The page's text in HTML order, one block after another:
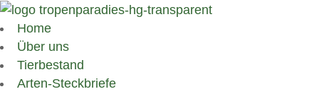
Home
Über uns
Tierbestand
Arten-Steckbriefe